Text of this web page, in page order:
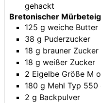
gehackt
Bretonischer
125 g weiche Butter
38 g Puderzucker
18 g brauner Zucker
18 g weißer Zucker
2 Eigelbe Größe M
180 g Mehl Typ 550
2 g Backpulver